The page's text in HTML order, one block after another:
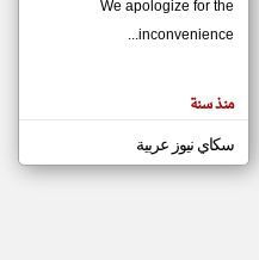
مصادر الأخبار من موريتانيا
موريتانيا على مدار الساعة
موريتانيا العاجلة والمباشرة
We apologize for the
inconvenience...
منذ سنة
سكاي نيوز عربية
klyoum.com